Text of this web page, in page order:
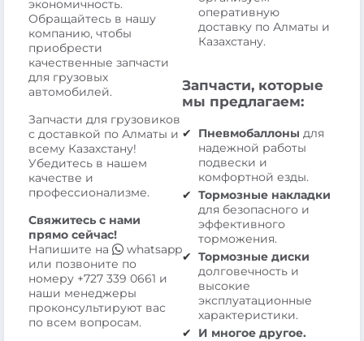
экономичность.
Обращайтесь в нашу
компанию, чтобы
приобрести
качественные запчасти
для грузовых
автомобилей.
Запчасти для грузовиков
с доставкой по Алматы и
всему Казахстану!
Убедитесь в нашем
качестве и
профессионализме.
Свяжитесь с нами
прямо сейчас!
Напишите на
whatsapp
или позвоните по
номеру +727 339 0661 и
наши менеджеры
проконсультируют вас
по всем вопросам.
оперативную
доставку по Алматы и
Казахстану.
Запчасти, которые
мы предлагаем:
Пневмобаллоны для
надежной работы
подвески и
комфортной езды.
Тормозные накладки
для безопасного и
эффективного
торможения.
Тормозные диски
долговечность и
высокие
эксплуатационные
характеристики.
И многое другое.